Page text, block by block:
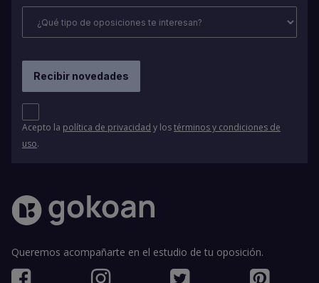
Acepto la política de privacidad y lostérminos y condiciones de
uso.
Queremos acompañarte en el estudio de tu oposición.